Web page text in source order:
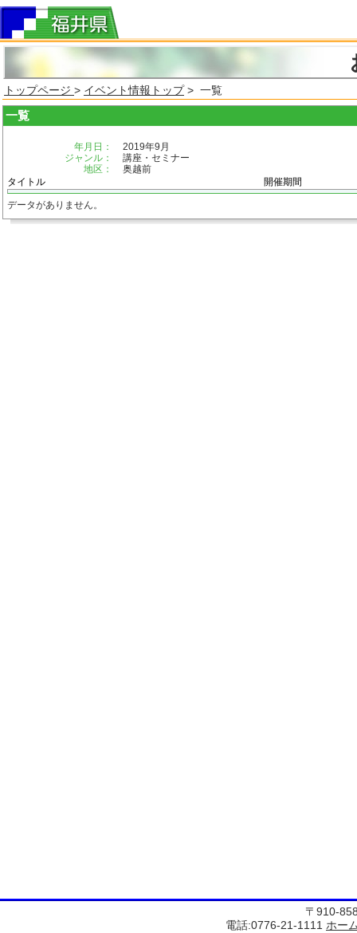
トップページ > イベント情報トップ> 一覧
一覧
年月日：
2019年9月
ジャンル：
講座・セミナー
地区：
奥越前
タイトル
開催期間
データがありません。
〒910-
電話:0776-21-1111 ホー